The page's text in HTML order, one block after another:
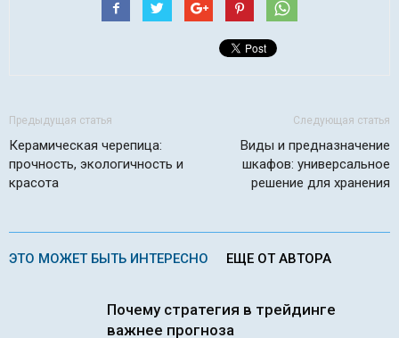
Предыдущая статья
Керамическая черепица:
прочность, экологичность и
красота
Следующая статья
Виды и предназначение
шкафов: универсальное
решение для хранения
ЭТО МОЖЕТ БЫТЬ ИНТЕРЕСНО ЕЩЕ ОТ АВТОРА
Почему стратегия в трейдинге
важнее прогноза